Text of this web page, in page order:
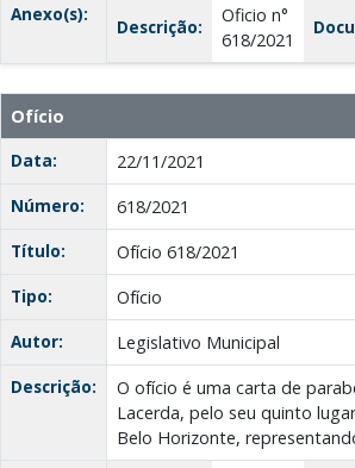
Anexo(s):
Descrição:
Oficio n°
618/2021
Ofício
Data:
22/11/2021
Número:
618/2021
Título:
Ofício 618/2021
Tipo:
Ofício
Autor:
Legislativo Municipal
Descrição:
O ofício é uma carta de
Lacerda, pelo seu quinto
Belo Horizonte,